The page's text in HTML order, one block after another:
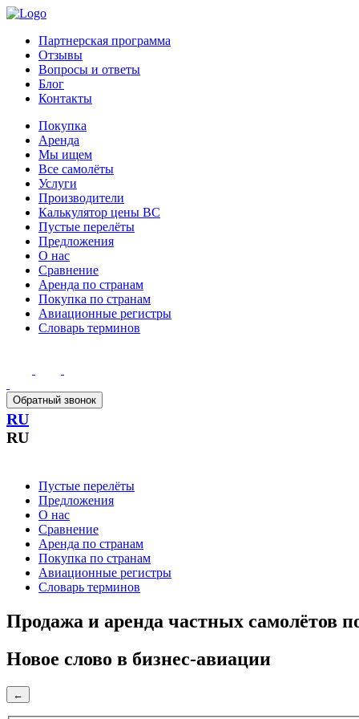
Партнерская программа
Отзывы
Вопросы и ответы
Блог
Контакты
Покупка
Аренда
Мы ищем
Все самолёты
Услуги
Производители
Калькулятор цены ВС
Пустые перелёты
Предложения
О нас
Сравнение
Аренда по странам
Покупка по странам
Авиационные регистры
Словарь терминов
Обратный звонок
RU
RU
Пустые перелёты
Предложения
О нас
Сравнение
Аренда по странам
Покупка по странам
Авиационные регистры
Словарь терминов
Продажа и аренда частных самолётов
Новое слово в бизнес-авиации
←